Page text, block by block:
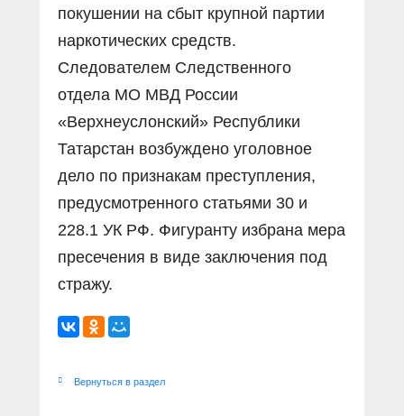
покушении на сбыт крупной партии
наркотических средств.
Следователем Следственного
отдела МО МВД России
«Верхнеуслонский» Республики
Татарстан возбуждено уголовное
дело по признакам преступления,
предусмотренного статьями 30 и
228.1 УК РФ. Фигуранту избрана мера
пресечения в виде заключения под
стражу.
Вернуться в раздел